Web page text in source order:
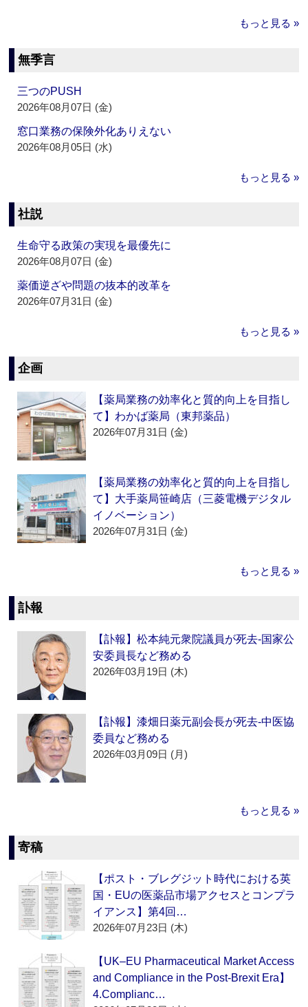
もっと見る »
無季言
三つのPUSH
2026年08月07日 (金)
窓口業務の保険外化ありえない
2026年08月05日 (水)
もっと見る »
社説
生命守る政策の実現を最優先に
2026年08月07日 (金)
薬価逆ざや問題の抜本的改革を
2026年07月31日 (金)
もっと見る »
企画
【薬局業務の効率化と質的向上を目指し
て】わかば薬局（東邦薬品）
2026年07月31日 (金)
【薬局業務の効率化と質的向上を目指し
て】大手薬局笹崎店（三菱電機デジタル
イノベーション）
2026年07月31日 (金)
もっと見る »
訃報
【訃報】松本純元衆院議員が死去‐国家公
安委員長など務める
2026年03月19日 (木)
【訃報】漆畑日薬元副会長が死去‐中医協
委員など務める
2026年03月09日 (月)
もっと見る »
寄稿
【ポスト・ブレグジット時代における英
国・EUの医薬品市場アクセスとコンプラ
イアンス】第4回…
2026年07月23日 (木)
【UK–EU Pharmaceutical Market Access
and Compliance in the Post-Brexit Era】
4.Complianc…